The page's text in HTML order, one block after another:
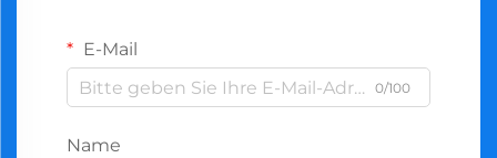
E-Mail
0/100
Name